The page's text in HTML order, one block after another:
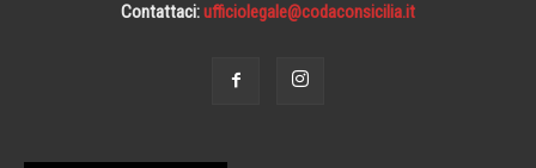
Contattaci:ufficiolegale@codaconsicilia.it